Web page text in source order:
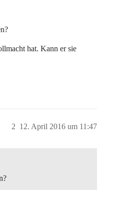
hat. Kann er sie
12. April 2016 um 11:47
2